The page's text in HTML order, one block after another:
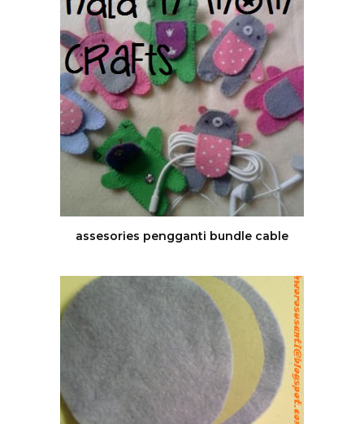
assesories pengganti bundle cable